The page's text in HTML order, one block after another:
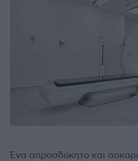
Ένα απροσδόκητο και